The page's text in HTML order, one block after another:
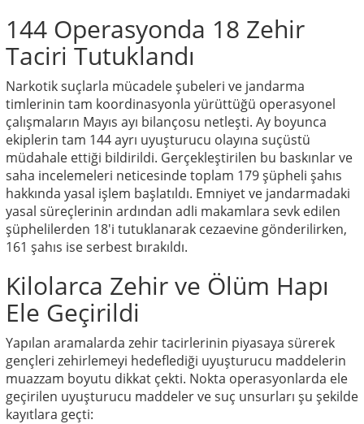
144 Operasyonda 18 Zehir
Taciri Tutuklandı
Narkotik suçlarla mücadele şubeleri ve jandarma
timlerinin tam koordinasyonla yürüttüğü operasyonel
çalışmaların Mayıs ayı bilançosu netleşti. Ay boyunca
ekiplerin tam 144 ayrı uyuşturucu olayına suçüstü
müdahale ettiği bildirildi. Gerçekleştirilen bu baskınlar ve
saha incelemeleri neticesinde toplam 179 şüpheli şahıs
hakkında yasal işlem başlatıldı. Emniyet ve jandarmadaki
yasal süreçlerinin ardından adli makamlara sevk edilen
şüphelilerden 18'i tutuklanarak cezaevine gönderilirken,
161 şahıs ise serbest bırakıldı.
Kilolarca Zehir ve Ölüm Hapı
Ele Geçirildi
Yapılan aramalarda zehir tacirlerinin piyasaya sürerek
gençleri zehirlemeyi hedeflediği uyuşturucu maddelerin
muazzam boyutu dikkat çekti. Nokta operasyonlarda ele
geçirilen uyuşturucu maddeler ve suç unsurları şu şekilde
kayıtlara geçti: